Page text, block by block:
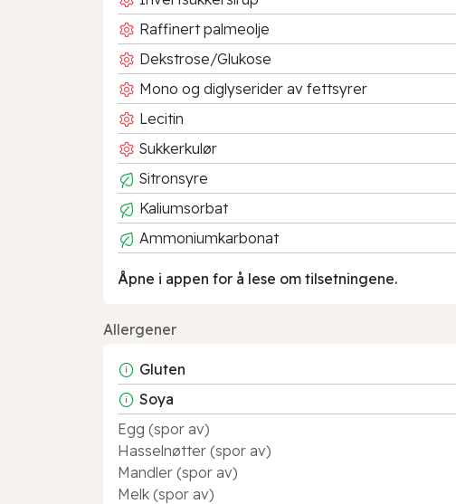
Raffinert palmeolje
Dekstrose/Glukose
Mono og diglyserider av fettsyrer
Lecitin
Sukkerkulør
Sitronsyre
Kaliumsorbat
Ammoniumkarbonat
Åpne i appen for å lese om tilsetningene.
Allergener
Gluten
Soya
Egg (spor av)
Hasselnøtter (spor av)
Mandler (spor av)
Melk (spor av)